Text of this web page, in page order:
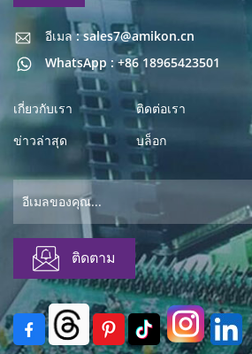
อีเมล : sales7@amikon.cn
WhatsApp : +86 18965423501
อีเมล : sales7@amikon.cn
เกี่ยวกับเรา ติดต่อเรา
ข่าวล่าสุด
บล็อก